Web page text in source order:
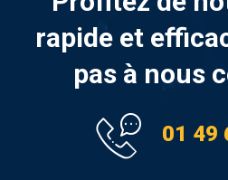
rapide et
pas à nous
01 49